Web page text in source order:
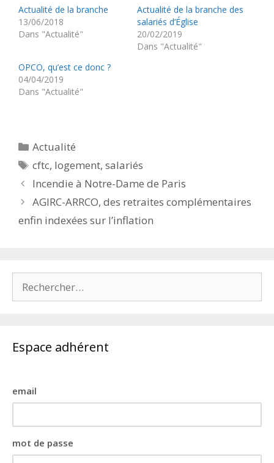
Actualité de la branche
13/06/2018
Dans "Actualité"
Actualité de la branche des
salariés d’Église
20/02/2019
Dans "Actualité"
OPCO, qu’est ce donc ?
04/04/2019
Dans "Actualité"
Catégories
Actualité
Étiquettes
cftc, logement,salariés
Incendie à Notre-Dame de Paris
AGIRC-ARRCO, des retraites complémentaires
enfin indexées sur l’inflation
Espace adhérent
email
mot de passe